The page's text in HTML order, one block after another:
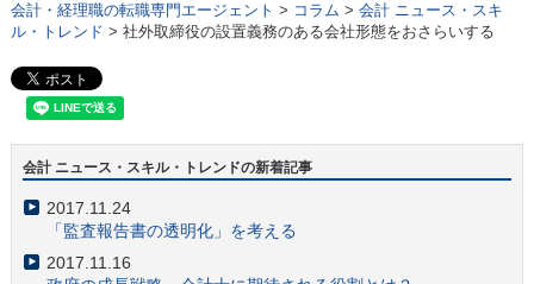
会計・経理職の転職専門エージェント > コラム > 会計 ニュース・スキ
ル・トレンド > 社外取締役の設置義務のある会社形態をおさらいする
会計 ニュース・スキル・トレンドの新着記事
2017.11.24
「監査報告書の透明化」を考える
2017.11.16